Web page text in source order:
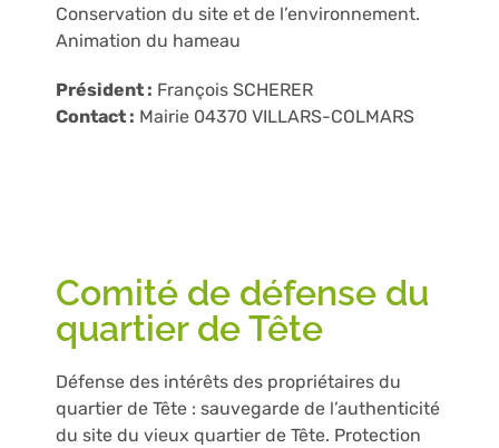
Conservation du site et de l’environnement.
Animation du hameau
Président : François SCHERER
Contact : Mairie 04370 VILLARS-COLMARS
Comité de défense du
quartier de Tête
Défense des intérêts des propriétaires du
quartier de Tête : sauvegarde de l’authenticité
du site du vieux quartier de Tête. Protection